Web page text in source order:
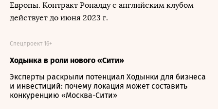
Европы. Контракт Роналду с английским клубом
действует до июня 2023 г.
Ходынка в роли нового «Сити»
Спецпроект 16+
Эксперты раскрыли потенциал Ходынки для бизнеса
и инвестиций: почему локация может составить
конкуренцию «Москва-Сити»